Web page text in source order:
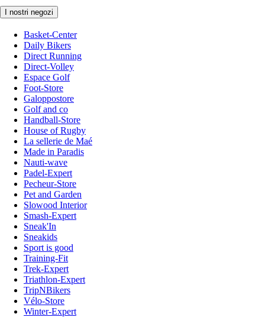
I nostri negozi
Basket-Center
Daily Bikers
Direct Running
Direct-Volley
Espace Golf
Foot-Store
Galoppostore
Golf and co
Handball-Store
House of Rugby
La sellerie de Maé
Made in Paradis
Nauti-wave
Padel-Expert
Pecheur-Store
Pet and Garden
Slowood Interior
Smash-Expert
Sneak'In
Sneakids
Sport is good
Training-Fit
Trek-Expert
Triathlon-Expert
TripNBikers
Vélo-Store
Winter-Expert